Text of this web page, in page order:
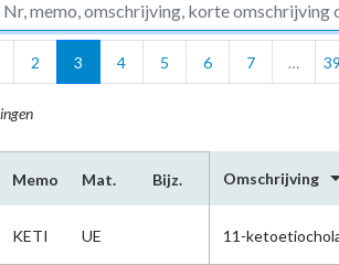
2 3 4 5 6 7 …
Memo Mat. Bijz. Omschrijving
KETI UE 11-